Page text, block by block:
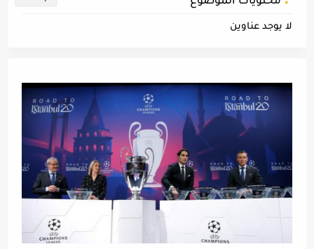
لا يوجد عناوين